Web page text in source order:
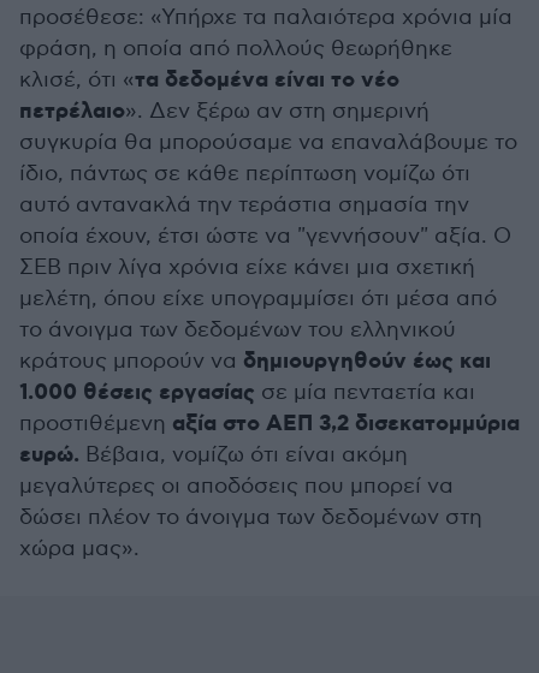
προσέθεσε: «Υπήρχε τα παλαιότερα χρόνια μία
φράση, η οποία από πολλούς θεωρήθηκε
κλισέ, ότι «τα δεδομένα είναι το νέο
πετρέλαιο». Δεν ξέρω αν στη σημερινή
συγκυρία θα μπορούσαμε να επαναλάβουμε το
ίδιο, πάντως σε κάθε περίπτωση νομίζω ότι
αυτό αντανακλά την τεράστια σημασία την
οποία έχουν, έτσι ώστε να "γεννήσουν" αξία. Ο
ΣΕΒ πριν λίγα χρόνια είχε κάνει μια σχετική
μελέτη, όπου είχε υπογραμμίσει ότι μέσα από
το άνοιγμα των δεδομένων του ελληνικού
κράτους μπορούν να δημιουργηθούν έως και
1.000 θέσεις εργασίας σε μία πενταετία και
προστιθέμενη αξία στο ΑΕΠ 3,2 δισεκατομμύρια
ευρώ. Βέβαια, νομίζω ότι είναι ακόμη
μεγαλύτερες οι αποδόσεις που μπορεί να
δώσει πλέον το άνοιγμα των δεδομένων στη
χώρα μας».